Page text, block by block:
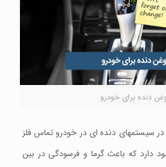
دنده برای خودرو
سیستمهای دنده ای در خودرو تماس فلز
دارد که باعث گرما و فرسودگی در بين